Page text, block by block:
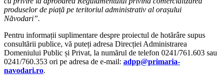
produselor de piață pe teritoriul administrativ al orașului
Năvodari”.
Pentru informații suplimentare despre proiectul de hotărâre supus
consultării publice, vă puteți adresa Direcției Administrarea
Domeniului Public și Privat, la numărul de telefon 0241/761.603 sau
0241/760.353 ori pe adresa de e-mail: adpp@primaria-
navodari.ro.